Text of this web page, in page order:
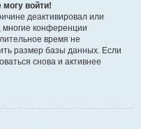
могу войти!
деактивировал или
многие конференции
время не
размер базы данных. Если
снова и активнее